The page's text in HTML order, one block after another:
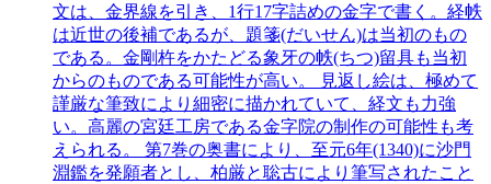
文は、金界線を引き、1行17字詰めの金字で書く。経帙
は近世の後補であるが、題箋(だいせん)は当初のもの
である。金剛杵をかたどる象牙の帙(ちつ)留具も当初
からのものである可能性が高い。 見返し絵は、極めて
謹厳な筆致により細密に描かれていて、経文も力強
い。高麗の宮廷工房である金字院の制作の可能性も考
えられる。 第7巻の奥書により、至元6年(1340)に沙門
淵鑑を発願者とし、柏厳と聡古により筆写されたこと